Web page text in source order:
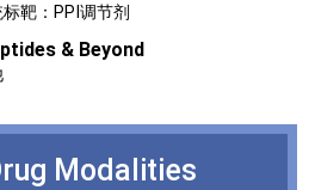
靶：PPI调节剂
& Beyond
Modalities